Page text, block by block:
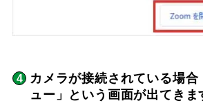
カメラが接続されている場合
ュー」という画面が出てきま